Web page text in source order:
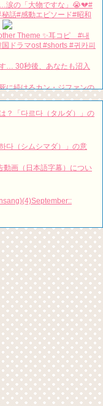
涙の「大物ですな」😭💔#
話#感動エピソード#昭和
Theme ✨耳コピ #내
ドラマost #shorts #귀카피
… 30秒後、あなたも沼入
に続けるカン・ジファンの
#チャウヌ #私は整形美人 #
いる最新写真がファンによ
的なジョギング姿が話題に
| 톱스타유백이 NEW!
来たファンに嬉しい手挨拶
先行レンタル開始！
週一至週五 晚間10-12點
짱 출신 &#39;한혜진 언니
블레스유 2 bobblessyou2
는)
TSUTAYAにて先行レンタ
빈❤️ 손예진 Son Ye Jin-
/ エンジョイ❕
が急死…イ・ソンギョンら
永遠の約束～」メイキング
？「다르다（タルダ）」の
다（シムシマダ）」の意
動画（日本語字幕）につい
特別公開！
ンジェ
作発表会
（28日）結婚……
、「健康がとても回復…痩
大物俳優
近況を伝える“会いたいで
せよ」に出演確定…“台本
기고 (Junggigo) – 그리고 그